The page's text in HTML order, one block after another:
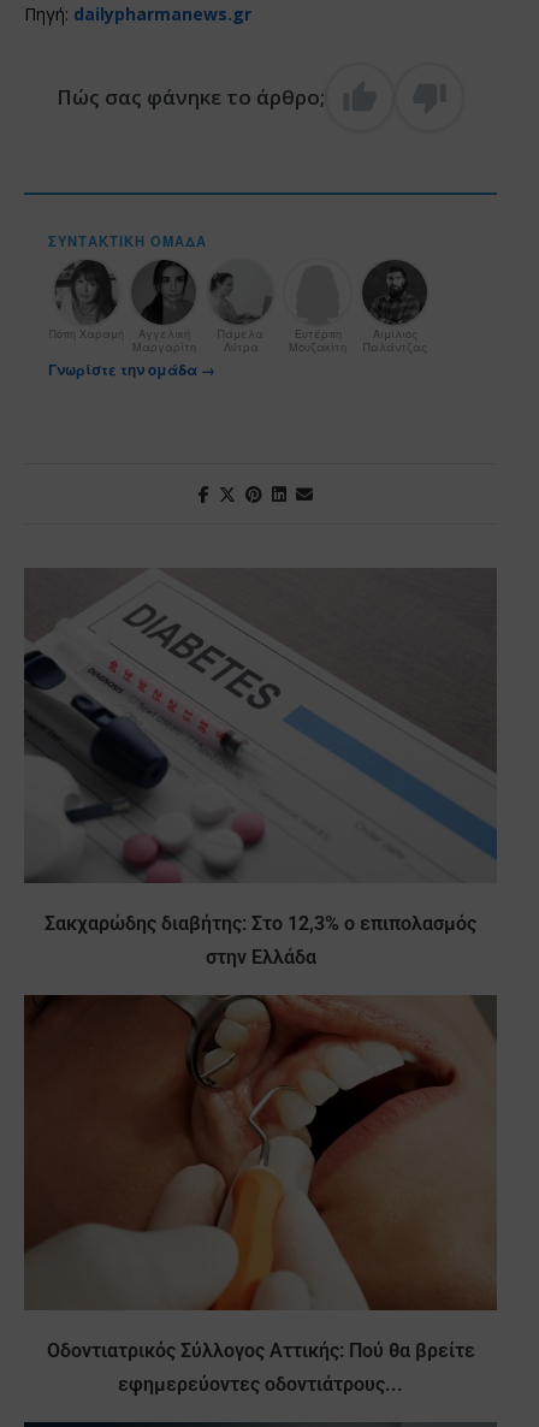
Πηγή: dailypharmanews.gr
Πώς σας φάνηκε το άρθρο;
ΣΥΝΤΑΚΤΙΚΉ ΟΜΆΔΑ
Πόπη Χαραμή
Αγγελική
Μαργαρίτη
Πάμελα
Λύτρα
Ευτέρπη
Μουζακίτη
Αιμίλιος
Παλάντζας
Γνωρίστε την ομάδα →
Σακχαρώδης διαβήτης: Στο 12,3% ο επιπολασμός
στην Ελλάδα
Οδοντιατρικός Σύλλογος Αττικής: Πού θα βρείτε
εφημερεύοντες οδοντιάτρους...